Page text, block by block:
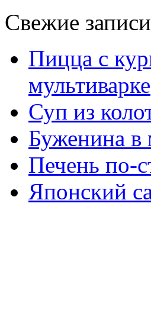
Свежие записи
Пицца с
мультиварке
Суп из
Буженина в
Печень по-
Японский